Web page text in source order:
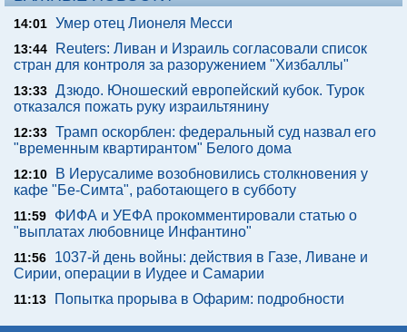
14:01 Умер отец Лионеля Месси
13:44
Reuters: Ливан и Израиль согласовали список
стран для контроля за разоружением "Хизбаллы"
13:33 Дзюдо. Юношеский европейский кубок. Турок
отказался пожать руку израильтянину
12:33 Трамп оскорблен: федеральный суд назвал его
"временным квартирантом" Белого дома
12:10
В Иерусалиме возобновились столкновения у
кафе "Бе-Симта", работающего в субботу
11:59
ФИФА и УЕФА прокомментировали статью о
"выплатах любовнице Инфантино"
11:56
1037-й день войны: действия в Газе, Ливане и
Сирии, операции в Иудее и Самарии
11:13 Попытка прорыва в Офарим: подробности